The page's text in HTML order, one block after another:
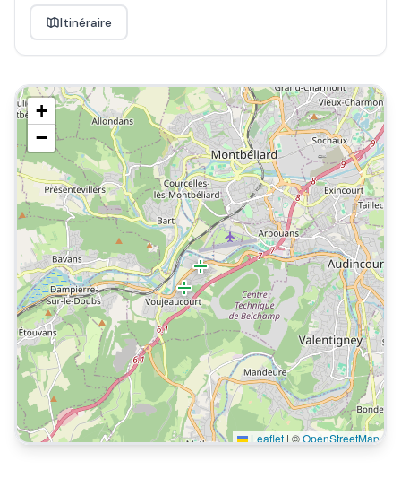
Itinéraire
+
−
Leaflet | ©OpenStreetMap